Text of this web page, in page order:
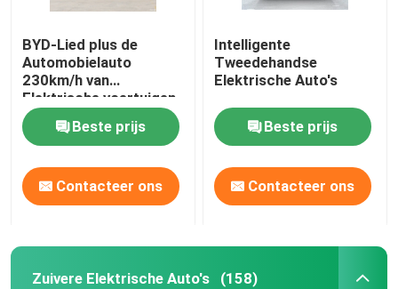
BYD-Lied plus de
Automobielauto
230km/h van
Elektrische voertuigen
Middelgrote Grote
Gebruikte SUV
Beste prijs
Contacteer ons
Intelligente
Tweedehandse
Elektrische Auto's
Beste prijs
Contacteer ons
Zuivere Elektrische Auto's (158)